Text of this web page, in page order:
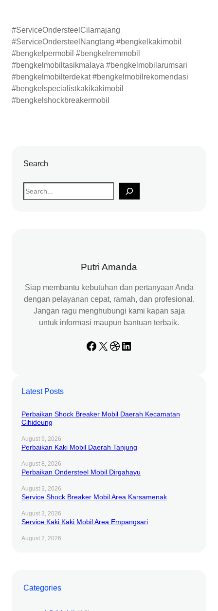
#ServiceOndersteelCilamajang
#ServiceOndersteelNangtang #bengkelkakimobil
#bengkelpermobil #bengkelremmobil
#bengkelmobiltasikmalaya #bengkelmobilarumsari
#bengkelmobilterdekat #bengkelmobilrekomendasi
#bengkelspecialistkakikakimobil
#bengkelshockbreakermobil
Search
S
e
Putri Amanda
Siap membantu kebutuhan dan pertanyaan Anda
dengan pelayanan cepat, ramah, dan profesional.
Jangan ragu menghubungi kami kapan saja
untuk informasi maupun bantuan terbaik.
Facebook X Dribbble LinkedIn
Latest Posts
Perbaikan Shock Breaker Mobil Daerah Kecamatan
Cihideung
August 9, 2026
Perbaikan Kaki Mobil Daerah Tanjung
August 8, 2026
Perbaikan Ondersteel Mobil Dirgahayu
August 3, 2026
Service Shock Breaker Mobil Area Karsamenak
August 3, 2026
Service Kaki Kaki Mobil Area Empangsari
August 2, 2026
Categories